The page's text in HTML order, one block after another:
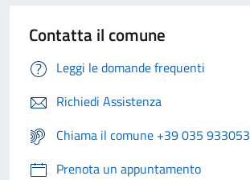
Contatta il comune
Leggi le domande frequenti
Richiedi Assistenza
Chiama il comune +39 035 933053
Prenota un appuntamento